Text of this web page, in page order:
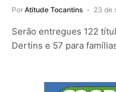
Por Atitude Tocantins 23 de
Serão entregues 122
Dertins e 57 para